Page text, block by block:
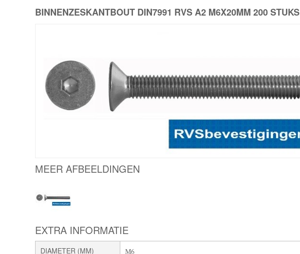
BINNENZESKANTBOUT DIN7991 RVS A2 M6X20MM 200 STUKS
MEER AFBEELDINGEN
EXTRA INFORMATIE
DIAMETER (MM) M6